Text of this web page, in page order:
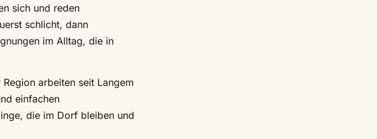
sich und reden
schlicht, dann
im Alltag, die in
arbeiten seit Langem
einfachen
die im Dorf bleiben und